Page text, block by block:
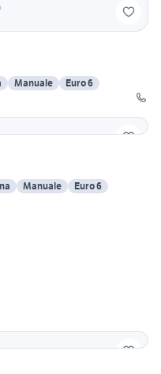
Manuale
Euro 6
Manuale Euro 6